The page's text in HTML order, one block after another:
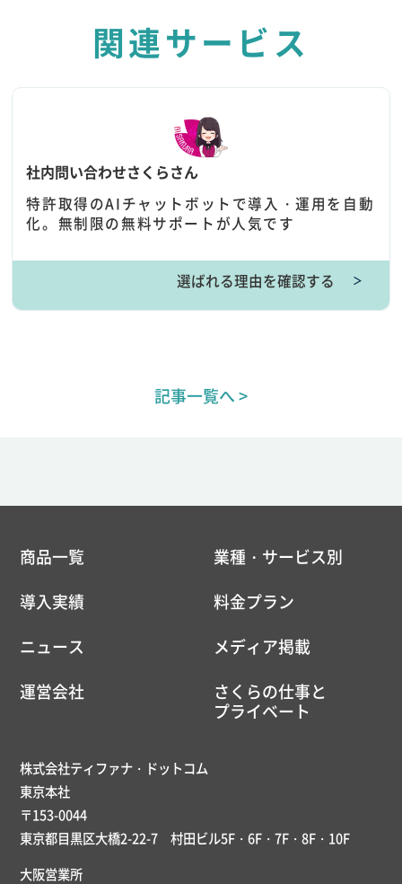
関連サービス
社内問い合わせさくらさん
特許取得のAIチャットボットで導入・運用を自動
化。無制限の無料サポートが人気です
選ばれる理由を確認する ＞
記事一覧へ >
商品一覧
業種・サービス別
導入実績
料金プラン
ニュース
メディア掲載
運営会社
さくらの仕事と
プライベート
株式会社ティファナ・ドットコム
東京本社
〒153-0044
東京都目黒区大橋2-22-7 村田ビル5F・6F・7F・8F・10F
大阪営業所